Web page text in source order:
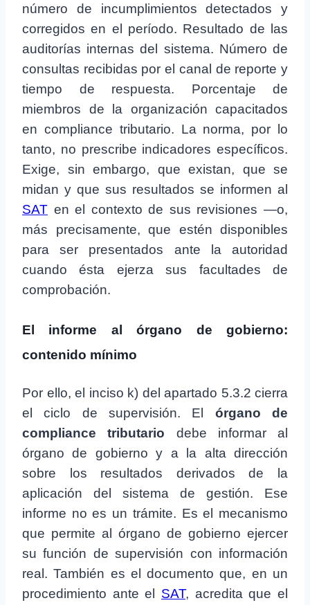
número de incumplimientos detectados y
corregidos en el período. Resultado de las
auditorías internas del sistema. Número de
consultas recibidas por el canal de reporte y
tiempo de respuesta. Porcentaje de
miembros de la organización capacitados
en compliance tributario. La norma, por lo
tanto, no prescribe indicadores específicos.
Exige, sin embargo, que existan, que se
midan y que sus resultados se informen al
SAT en el contexto de sus revisiones —o,
más precisamente, que estén disponibles
para ser presentados ante la autoridad
cuando ésta ejerza sus facultades de
comprobación.
El informe al órgano de gobierno:
contenido mínimo
Por ello, el inciso k) del apartado 5.3.2 cierra
el ciclo de supervisión. El órgano de
compliance tributario debe informar al
órgano de gobierno y a la alta dirección
sobre los resultados derivados de la
aplicación del sistema de gestión. Ese
informe no es un trámite. Es el mecanismo
que permite al órgano de gobierno ejercer
su función de supervisión con información
real. También es el documento que, en un
procedimiento ante el SAT, acredita que el